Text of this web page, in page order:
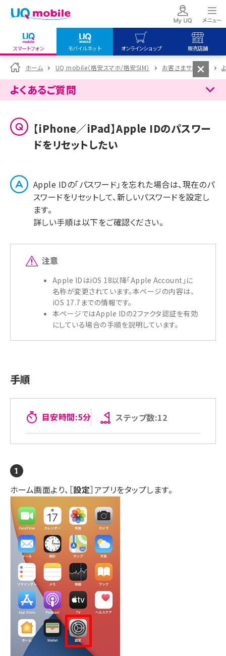
スマートフォン モバイルネット オンラインショップ 販売店舗
my UQ WiMAX
UQ WiMAX ご契約の方
My UQ mobile
UQ mobile
データチャージサイト
UQ mobile
オンラインショップ
UQ WiMAX
UQ mobile
販売店舗
UQ WiMAX
ホーム UQ mobile（格安スマホ/格安SIM） お客さまサポート
よくあるご質問
【iPhone／iPad】Apple IDのパスワー
ドをリセットしたい
Apple IDの「パスワード」を忘れた場合は、現在のパ
スワードをリセットして、新しいパスワードを設定し
ます。
詳しい手順は以下をご確認ください。
注意
Apple IDはiOS 18以降「Apple Account」に
名称が変更されています。本ページの内容は、
iOS 17.7までの情報です。
本ページではApple IDの2ファクタ認証を有効
にしている場合の手順を説明しています。
手順
目安時間:5分 ステップ数:12
ホーム画面より、［設定］アプリをタップします。